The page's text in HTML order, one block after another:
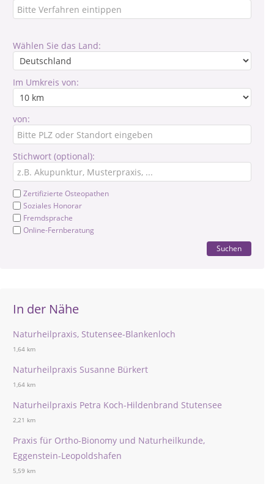
Wählen Sie das Land:
Im Umkreis von:
von:
Stichwort (optional):
Zertifizierte Osteopathen
Soziales Honorar
Fremdsprache
Online-Fernberatung
Suchen
In der Nähe
Naturheilpraxis, Stutensee-Blankenloch
1,64 km
Naturheilpraxis Susanne Bürkert
1,64 km
Naturheilpraxis Petra Koch-Hildenbrand Stutensee
2,21 km
Praxis für Ortho-Bionomy und Naturheilkunde,
Eggenstein-Leopoldshafen
5,59 km